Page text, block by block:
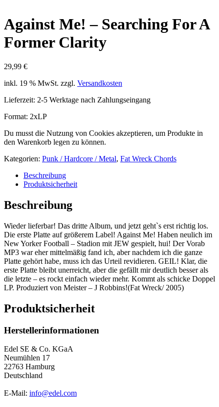
Against Me! – Searching For A
Former Clarity
29,99 €
inkl. 19 % MwSt. zzgl. Versandkosten
Lieferzeit: 2-5 Werktage nach Zahlungseingang
Format: 2xLP
Du musst die Nutzung von Cookies akzeptieren, um Produkte in
den Warenkorb legen zu können.
Kategorien: Punk / Hardcore / Metal, Fat Wreck Chords
Beschreibung
Produktsicherheit
Beschreibung
Wieder lieferbar! Das dritte Album, und jetzt geht`s erst richtig los.
Die erste Platte auf größerem Label! Against Me! Haben neulich im
New Yorker Football – Stadion mit JEW gespielt, hui! Der Vorab
MP3 war eher mittelmäßig fand ich, aber nachdem ich die ganze
Platte gehört habe, muss ich das Urteil revidieren. GEIL! Klar, die
erste Platte bleibt unerreicht, aber die gefällt mir deutlich besser als
die letzte – es rockt einfach wieder mehr. Kommt als schicke Doppel
LP. Produziert von Meister – J Robbins!(Fat Wreck/ 2005)
Produktsicherheit
Herstellerinformationen
Edel SE & Co. KGaA
Neumühlen 17
22763 Hamburg
Deutschland
E-Mail: info@edel.com